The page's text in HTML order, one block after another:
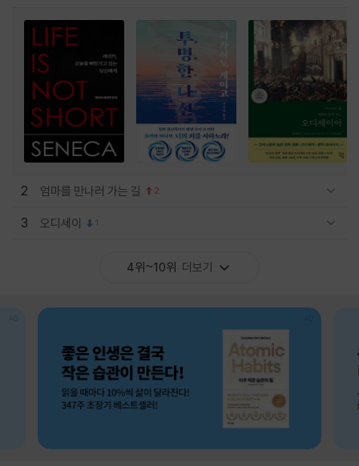
2 엄마를 만나러 가는 길 2
3 오디세이 1
4위~10위 더보기